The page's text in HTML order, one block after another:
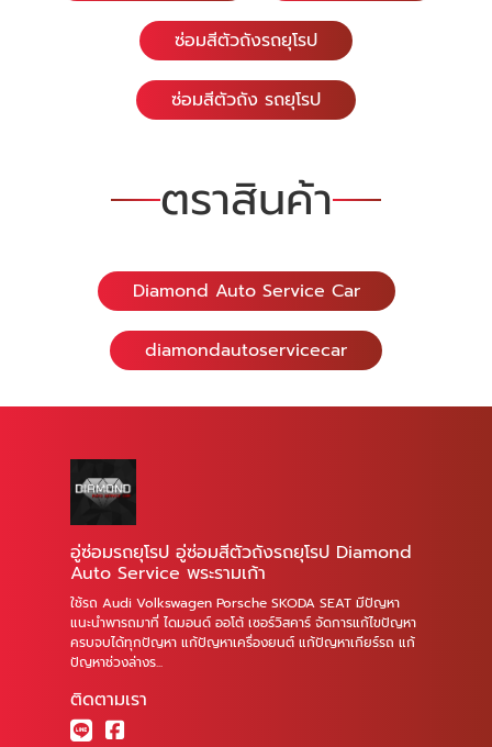
ซ่อมสีตัวถังรถยุโรป
ซ่อมสีตัวถัง รถยุโรป
ตราสินค้า
Diamond Auto Service Car
diamondautoservicecar
อู่ซ่อมรถยุโรป อู่ซ่อมสีตัวถังรถยุโรป Diamond
Auto Service พระรามเก้า
ใช้รถ Audi Volkswagen Porsche SKODA SEAT มีปัญหา
แนะนำพารถมาที่ ไดมอนด์ ออโต้ เซอร์วิสคาร์ จัดการแก้ไขปัญหา
ครบจบได้ทุกปัญหา แก้ปัญหาเครื่องยนต์ แก้ปัญหาเกียร์รถ แก้
ปัญหาช่วงล่างร...
ติดตามเรา